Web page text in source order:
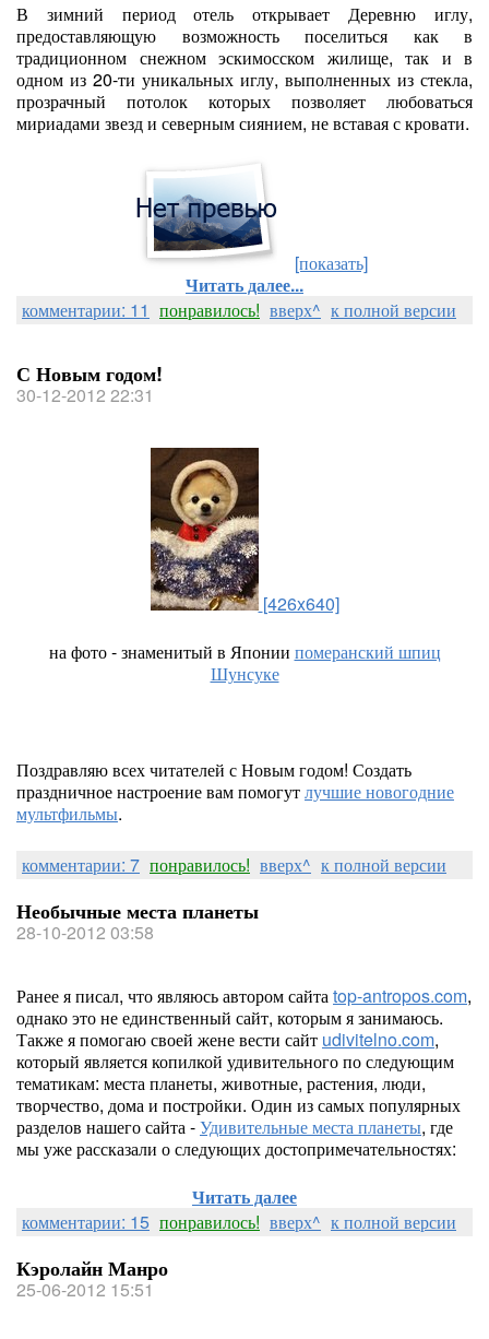
В зимний период отель открывает Деревню иглу,
предоставляющую возможность поселиться как в
традиционном снежном эскимосском жилище, так и в
одном из 20-ти уникальных иглу, выполненных из стекла,
прозрачный потолок которых позволяет любоваться
мириадами звезд и северным сиянием, не вставая с кровати.
[показать]
Читать далее...
комментарии: 11 понравилось! вверх^ к полной версии
С Новым годом!
30-12-2012 22:31
[426x640]
на фото - знаменитый в Японии померанский шпиц
Шунсуке
Поздравляю всех читателей с Новым годом! Создать
праздничное настроение вам помогутлучшие новогодние
мультфильмы.
комментарии: 7 понравилось! вверх^ к полной версии
Необычные места планеты
28-10-2012 03:58
Ранее я писал, что являюсь автором сайтаtop-antropos.com,
однако это не единственный сайт, которым я занимаюсь.
Также я помогаю своей жене вести сайт udivitelno.com,
который является копилкой удивительного по следующим
тематикам: места планеты, животные, растения, люди,
творчество, дома и постройки. Один из самых популярных
разделов нашего сайта -Удивительные места планеты, где
мы уже рассказали о следующих достопримечательностях:
Читать далее
комментарии: 15 понравилось! вверх^ к полной версии
Кэролайн Манро
25-06-2012 15:51